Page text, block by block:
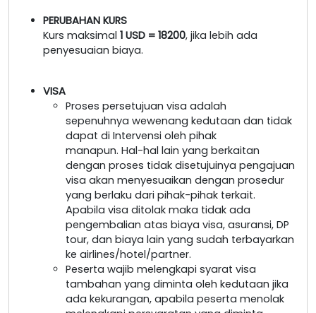
PERUBAHAN KURS
Kurs maksimal 1 USD = 18200, jika lebih ada
penyesuaian biaya.
VISA
Proses persetujuan visa adalah
sepenuhnya wewenang kedutaan dan tidak
dapat di Intervensi oleh pihak
manapun. Hal-hal lain yang berkaitan
dengan proses tidak disetujuinya pengajuan
visa akan menyesuaikan dengan prosedur
yang berlaku dari pihak-pihak terkait.
Apabila visa ditolak maka tidak ada
pengembalian atas biaya visa, asuransi, DP
tour, dan biaya lain yang sudah terbayarkan
ke airlines/hotel/partner.
Peserta wajib melengkapi syarat visa
tambahan yang diminta oleh kedutaan jika
ada kekurangan, apabila peserta menolak